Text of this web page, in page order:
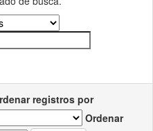
registros por
Ordenar